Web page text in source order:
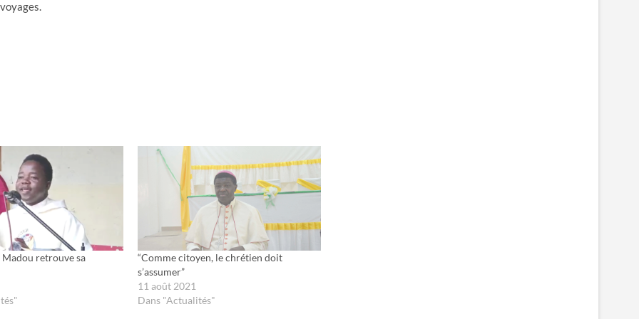
Madou retrouve sa
“Comme citoyen, le chrétien doit
s’assumer”
11 août 2021
Dans "Actualités"